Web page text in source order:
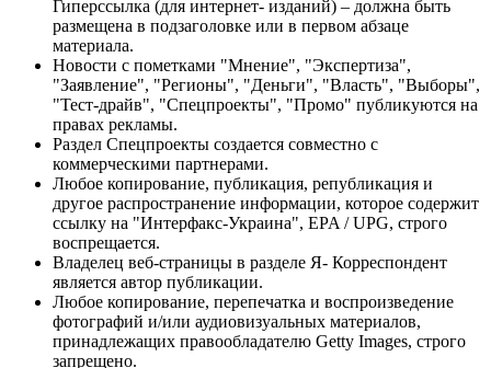
Гиперссылка (для интернет- изданий) – должна быть
размещена в подзаголовке или в первом абзаце
материала.
Новости с пометками "Мнение", "Экспертиза",
"Заявление", "Регионы", "Деньги", "Власть", "Выборы",
"Тест-драйв", "Спецпроекты", "Промо" публикуются на
правах рекламы.
Раздел Спецпроекты создается совместно с
коммерческими партнерами.
Любое копирование, публикация, републикация и
другое распространение информации, которое содержит
ссылку на "Интерфакс-Украина", EPA / UPG, строго
воспрещается.
Владелец веб-страницы в разделе Я- Корреспондент
является автор публикации.
Любое копирование, перепечатка и воспроизведение
фотографий и/или аудиовизуальных материалов,
принадлежащих правообладателю Getty Images, строго
запрещено.